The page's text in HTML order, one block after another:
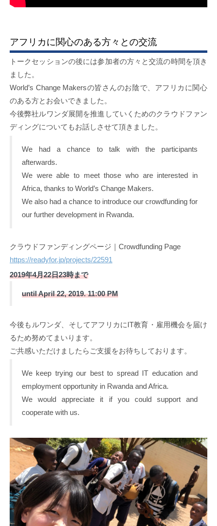
アフリカに関心のある方々との交流
トークセッションの後には参加者の方々と交流の時間を頂き
ました。
World’s Change Makersの皆さんのお陰で、アフリカに関心
のある方とお会いできました。
今後弊社ルワンダ展開を推進していくためのクラウドファン
ディングについてもお話しさせて頂きました。
We had a chance to talk with the participants
afterwards.
We were able to meet those who are interested in
Africa, thanks to World’s Change Makers.
We also had a chance to introduce our crowdfunding for
our further development in Rwanda.
クラウドファンディングページ｜Crowdfunding Page
https://readyfor.jp/projects/22591
2019年4月22日23時まで
until April 22, 2019. 11:00 PM
今後もルワンダ、そしてアフリカにIT教育・雇用機会を届け
るため努めてまいります。
ご共感いただけましたらご支援をお待ちしております。
We keep trying our best to spread IT education and
employment opportunity in Rwanda and Africa.
We would appreciate it if you could support and
cooperate with us.